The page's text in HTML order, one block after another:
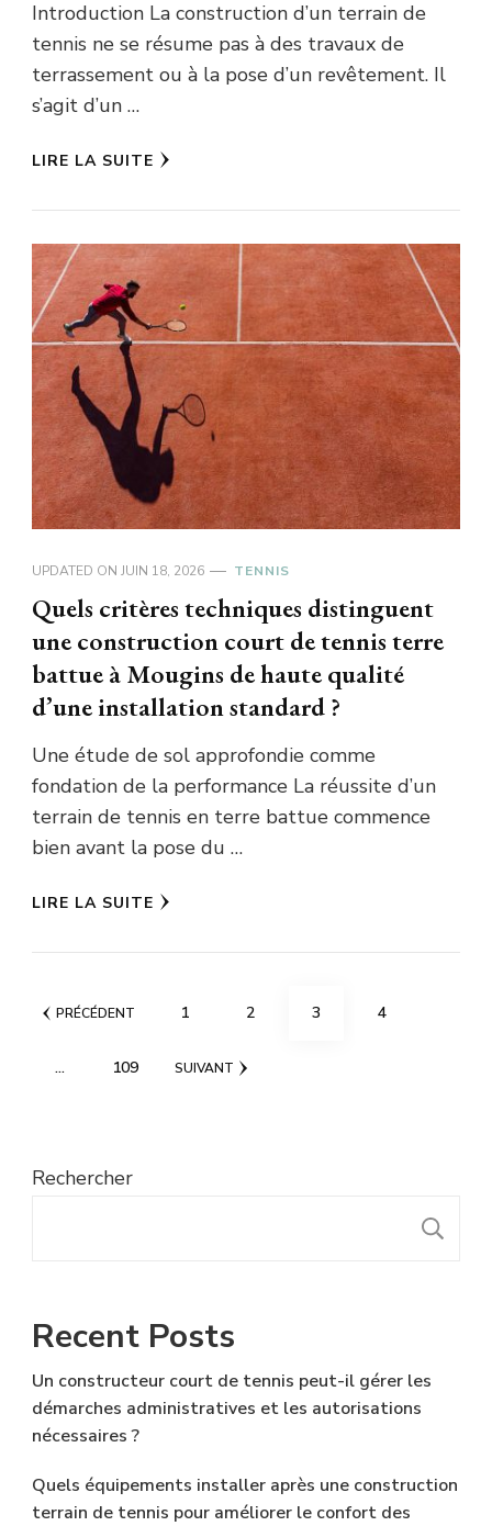
Introduction La construction d’un terrain de
tennis ne se résume pas à des travaux de
terrassement ou à la pose d’un revêtement. Il
s’agit d’un …
LIRE LA SUITE
UPDATED ON JUIN 18, 2026 TENNIS
Quels critères techniques distinguent
une construction court de tennis terre
battue à Mougins de haute qualité
d’une installation standard ?
Une étude de sol approfondie comme
fondation de la performance La réussite d’un
terrain de tennis en terre battue commence
bien avant la pose du …
LIRE LA SUITE
Pagination
publications
PRÉCÉDENT PAGE
1 PAGE
2 PAGE
3 PAGE
4
… PAGE
109 SUIVANT
Rechercher
Recent Posts
Un constructeur court de tennis peut-il gérer les
démarches administratives et les autorisations
nécessaires ?
Quels équipements installer après une construction
terrain de tennis pour améliorer le confort des